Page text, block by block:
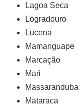
Lagoa Seca
Logradouro
Lucena
Mamanguape
Marcação
Mari
Massaranduba
Mataraca